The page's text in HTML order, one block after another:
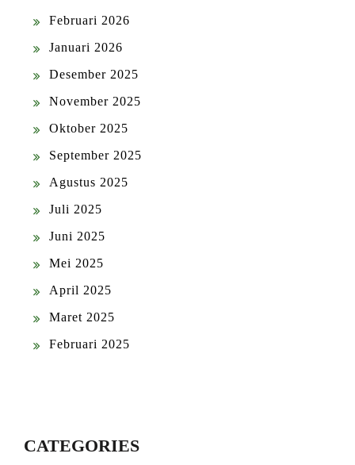
Februari 2026
Januari 2026
Desember 2025
November 2025
Oktober 2025
September 2025
Agustus 2025
Juli 2025
Juni 2025
Mei 2025
April 2025
Maret 2025
Februari 2025
CATEGORIES